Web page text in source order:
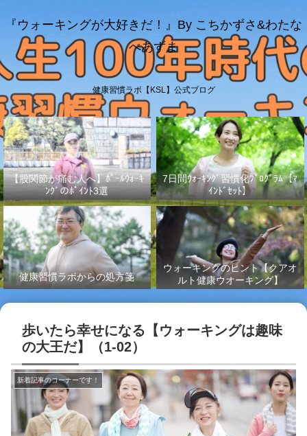
『ウォーキングが大好きだ！』By こちかずさ&わたな
べあずま
健康習慣ラボ【KSL】公式ブログ
【股関節が痛む人へ】ﾎﾟｰﾙｳｫｰｷ
ﾝｸﾞのﾎﾟｲﾝﾄ3選
7日間ｳｫｰｷﾝｸﾞ習慣化ﾌﾟﾛｸﾞﾗﾑ【ﾏ
ｲﾝﾄﾞｾｯﾄ】
健康習慣ラボからの処方箋
ウォーキングのヒント【クアオ
ルト健康ウオーキング】
No.003
歩いたら幸せになる【ウォーキングは趣味
の大王だ】（1-02）
新着記事のコーナーです！